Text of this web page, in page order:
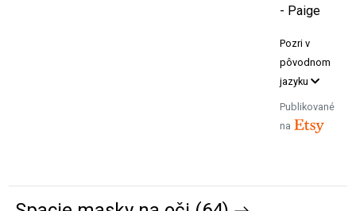
- Paige
Pozri v
pôvodnom
jazyku
Publikované
na